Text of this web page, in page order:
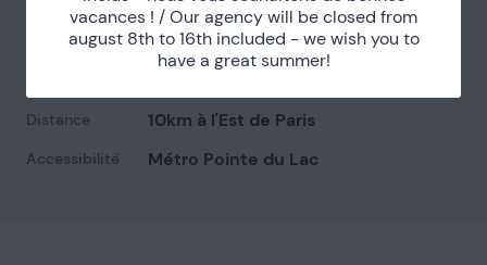
Localisation
Distance 10km à l'Est de Paris
Accessibilité Métro Pointe du Lac
vacances ! / Our agency will be closed from
august 8th to 16th included - we wish you to
have a great summer!